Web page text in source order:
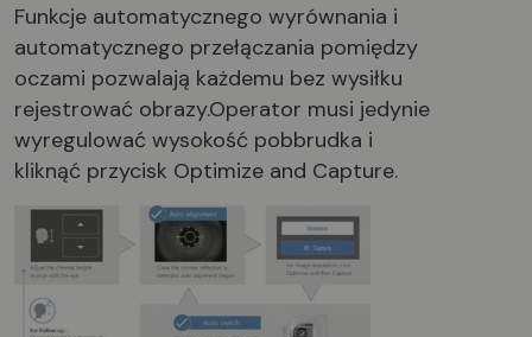
Funkcje automatycznego wyrównania i
automatycznego przełączania pomiędzy
oczami pozwalają każdemu bez wysiłku
rejestrować obrazy.Operator musi jedynie
wyregulować wysokość pobbrudka i
kliknąć przycisk Optimize and Capture.